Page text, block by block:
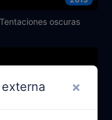
Tentaciones oscuras